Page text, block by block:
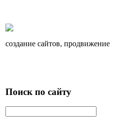
создание сайтов, продвижение
Поиск по сайту